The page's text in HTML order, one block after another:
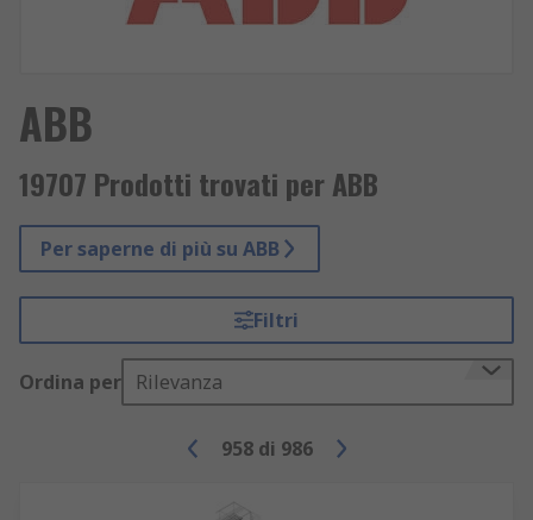
ABB
19707 Prodotti trovati per ABB
Per saperne di più su ABB
Filtri
Ordina per Rilevanza
958 di 986